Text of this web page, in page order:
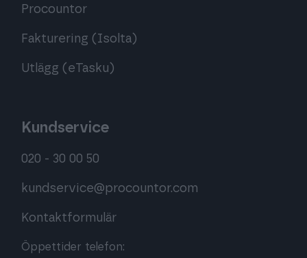
Procountor
Fakturering (Isolta)
Utlägg (eTasku)
Kundservice
020 - 30 00 50
kundservice@procountor.com
Kontaktformulär
Öppettider telefon: